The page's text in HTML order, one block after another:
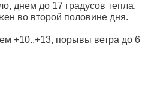
днем до 17 градусов тепла.
во второй половине дня.
+10..+13, порывы ветра до 6